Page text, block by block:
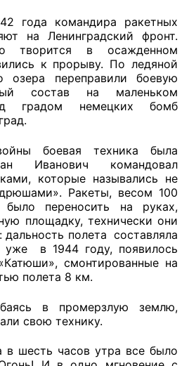
ОП КО”
года командира ракетных
на Ленинградский фронт.
творится в осажденном
к прорыву. По ледяной
озера переправили боевую
состав на маленьком
градом немецких бомб
боевая техника была
Иванович командовал
которые назывались не
Ракеты, весом 100
переносить на руках,
площадку, технически они
полета составляла
в 1944 году, появилось
смонтированные на
полета 8 км.
в промерзлую землю,
свою технику.
в шесть часов утра все было